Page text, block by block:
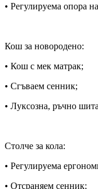
• Регулируема опора
Кош за новородено:
• Кош с мек матрак;
• Сгъваем сенник;
• Луксозна, ръчно
Столче за кола:
• Регулируема
• Отсраняем сенник;